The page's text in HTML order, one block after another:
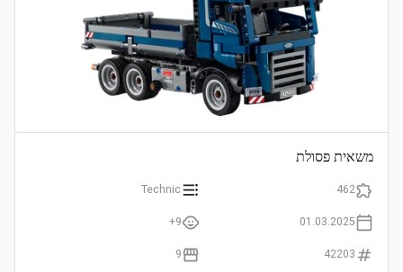
משאית פסולת
462
Technic
01.03.2025
9+
42203
9